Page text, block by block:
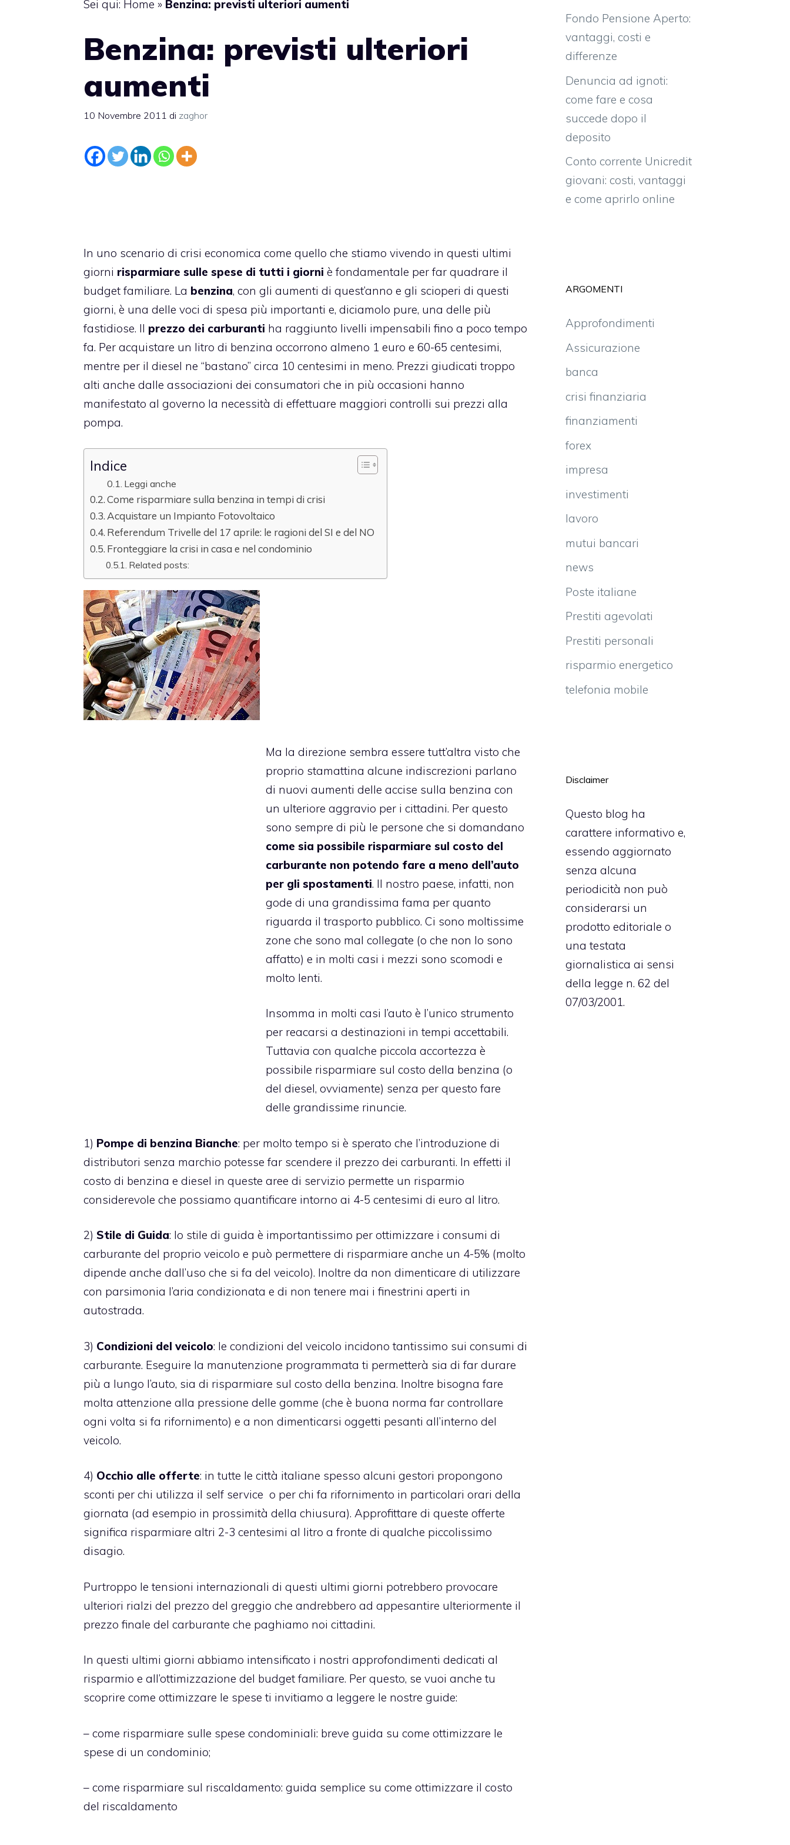
Sei qui: Home » Benzina: previsti ulteriori aumenti
Benzina: previsti ulteriori
aumenti
10 Novembre 2011 di zaghor
In uno scenario di crisi economica come quello che stiamo vivendo in questi ultimi
giorni risparmiare sulle spese di tutti i giorni è fondamentale per far quadrare il
budget familiare. La benzina, con gli aumenti di quest’anno e gli scioperi di questi
giorni, è una delle voci di spesa più importanti e, diciamolo pure, una delle più
fastidiose. Il prezzo dei carburanti ha raggiunto livelli impensabili fino a poco tempo
fa. Per acquistare un litro di benzina occorrono almeno 1 euro e 60-65 centesimi,
mentre per il diesel ne “bastano” circa 10 centesimi in meno. Prezzi giudicati troppo
alti anche dalle associazioni dei consumatori che in più occasioni hanno
manifestato al governo la necessità di effettuare maggiori controlli sui prezzi alla
pompa.
Indice
Leggi anche
Come risparmiare sulla benzina in tempi di crisi
Acquistare un Impianto Fotovoltaico
Referendum Trivelle del 17 aprile: le ragioni del SI e del NO
Fronteggiare la crisi in casa e nel condominio
Related posts:
Ma la direzione sembra essere tutt’altra visto che
proprio stamattina alcune indiscrezioni parlano
di nuovi aumenti delle accise sulla benzina con
un ulteriore aggravio per i cittadini. Per questo
sono sempre di più le persone che si domandano
come sia possibile risparmiare sul costo del
carburante non potendo fare a meno dell’auto
per gli spostamenti. Il nostro paese, infatti, non
gode di una grandissima fama per quanto
riguarda il trasporto pubblico. Ci sono moltissime
zone che sono mal collegate (o che non lo sono
affatto) e in molti casi i mezzi sono scomodi e
molto lenti.
Insomma in molti casi l’auto è l’unico strumento
per reacarsi a destinazioni in tempi accettabili.
Tuttavia con qualche piccola accortezza è
possibile risparmiare sul costo della benzina (o
del diesel, ovviamente) senza per questo fare
delle grandissime rinuncie.
1) Pompe di benzina Bianche: per molto tempo si è sperato che l’introduzione di
distributori senza marchio potesse far scendere il prezzo dei carburanti. In effetti il
costo di benzina e diesel in queste aree di servizio permette un risparmio
considerevole che possiamo quantificare intorno ai 4-5 centesimi di euro al litro.
2) Stile di Guida: lo stile di guida è importantissimo per ottimizzare i consumi di
carburante del proprio veicolo e può permettere di risparmiare anche un 4-5% (molto
dipende anche dall’uso che si fa del veicolo). Inoltre da non dimenticare di utilizzare
con parsimonia l’aria condizionata e di non tenere mai i finestrini aperti in
autostrada.
3) Condizioni del veicolo: le condizioni del veicolo incidono tantissimo sui consumi di
carburante. Eseguire la manutenzione programmata ti permetterà sia di far durare
più a lungo l’auto, sia di risparmiare sul costo della benzina. Inoltre bisogna fare
molta attenzione alla pressione delle gomme (che è buona norma far controllare
ogni volta si fa rifornimento) e a non dimenticarsi oggetti pesanti all’interno del
veicolo.
4) Occhio alle offerte: in tutte le città italiane spesso alcuni gestori propongono
sconti per chi utilizza il self service o per chi fa rifornimento in particolari orari della
giornata (ad esempio in prossimità della chiusura). Approfittare di queste offerte
significa risparmiare altri 2-3 centesimi al litro a fronte di qualche piccolissimo
disagio.
Purtroppo le tensioni internazionali di questi ultimi giorni potrebbero provocare
ulteriori rialzi del prezzo del greggio che andrebbero ad appesantire ulteriormente il
prezzo finale del carburante che paghiamo noi cittadini.
In questi ultimi giorni abbiamo intensificato i nostri approfondimenti dedicati al
risparmio e all’ottimizzazione del budget familiare. Per questo, se vuoi anche tu
scoprire come ottimizzare le spese ti invitiamo a leggere le nostre guide:
– come risparmiare sulle spese condominiali: breve guida su come ottimizzare le
spese di un condominio;
– come risparmiare sul riscaldamento: guida semplice su come ottimizzare il costo
del riscaldamento
Fondo Pensione Aperto:
vantaggi, costi e
differenze
Denuncia ad ignoti:
come fare e cosa
succede dopo il
deposito
Conto corrente Unicredit
giovani: costi, vantaggi
e come aprirlo online
ARGOMENTI
Approfondimenti
Assicurazione
banca
crisi finanziaria
finanziamenti
forex
impresa
investimenti
lavoro
mutui bancari
news
Poste italiane
Prestiti agevolati
Prestiti personali
risparmio energetico
telefonia mobile
Disclaimer
Questo blog ha
carattere informativo e,
essendo aggiornato
senza alcuna
periodicità non può
considerarsi un
prodotto editoriale o
una testata
giornalistica ai sensi
della legge n. 62 del
07/03/2001.